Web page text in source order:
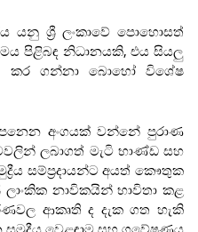
යනු ශ්‍රී ලංකාවේ පොහොසත්
පිළිබඳ නිධානයකි, එය සියලු
කර ගන්නා බොහෝ විශේෂ
අංගයක් වන්නේ පුරාණ
ලබාගත් මැටි භාණ්ඩ සහ
සම්ප්‍රදායන්ට අයත් කෞතුක
නාවිකයින් භාවිතා කළ
ආකෘති ද දැක ගත හැකි
වෙළඳාම සහ ගවේෂණය